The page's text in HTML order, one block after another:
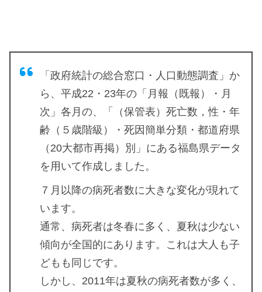
「政府統計の総合窓口・人口動態調査」か
ら、平成22・23年の「月報（既報）・月
次」各月の、「（保管表）死亡数，性・年
齢（５歳階級）・死因簡単分類・都道府県
（20大都市再掲）別」にある福島県データ
を用いて作成しました。
７月以降の病死者数に大きな変化が現れて
います。
通常、病死者は冬春に多く、夏秋は少ない
傾向が全国的にあります。これは大人も子
どもも同じです。
しかし、2011年は夏秋の病死者数が多く、